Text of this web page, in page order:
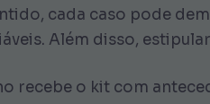
cada caso pode
Além disso,
recebe o kit com